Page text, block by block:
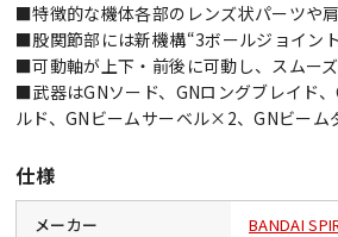
■特徴的な機体各部のレンズ状パーツや
■股関節部には新機構“3ボールジョイン
■可動軸が上下・前後に可動し、スムー
■武器はGNソード、GNロングブレイド
ルド、GNビームサーベル×2、GNビー
仕様
メーカー BANDAI